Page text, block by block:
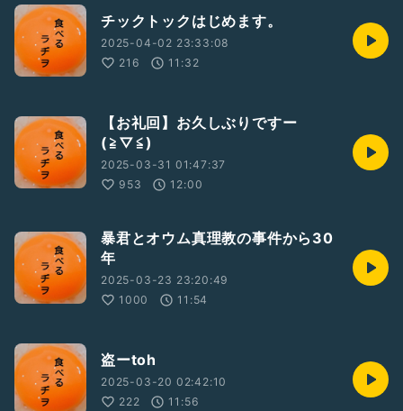
チックトックはじめます。
2025-04-02 23:33:08
216
11:32
【お礼回】お久しぶりですー
(⁠≧⁠▽⁠≦⁠)
2025-03-31 01:47:37
953
12:00
暴君とオウム真理教の事件から30
年
2025-03-23 23:20:49
1000
11:54
盗ーtoh
2025-03-20 02:42:10
222
11:56